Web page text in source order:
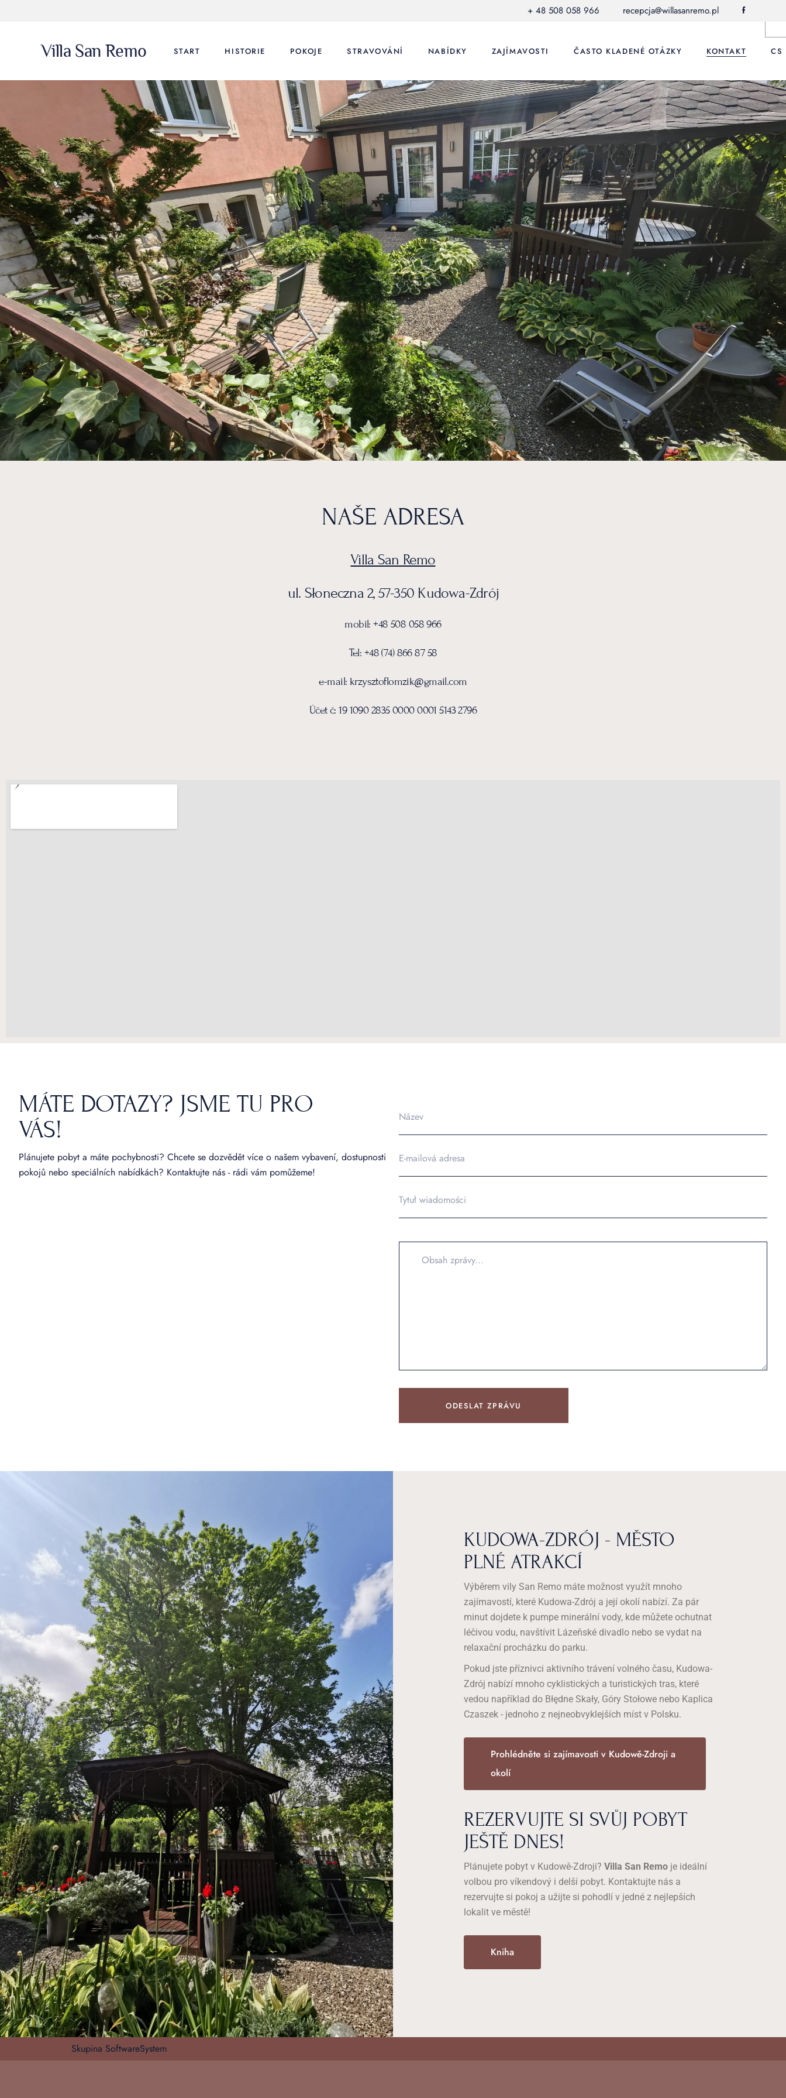
+ 48 508 058 966 recepcja@willasanremo.pl f
Villa San Remo START HISTORIE POKOJE STRAVOVÁNÍ NABÍDKY ZAJÍMAVOSTI ČASTO KLADENÉ OTÁZKY KONTAKT CS
PL
DE
EN
NAŠE ADRESA
Villa San Remo
ul. Słoneczna 2, 57-350 Kudowa-Zdrój
mobil: +48 508 058 966
Tel: +48 (74) 866 87 58
e-mail: krzysztoflomzik@gmail.com
Účet č: 19 1090 2835 0000 0001 5143 2796
MÁTE DOTAZY? JSME TU PRO
VÁS!
Plánujete pobyt a máte pochybnosti? Chcete se dozvědět více o našem vybavení, dostupnosti
pokojů nebo speciálních nabídkách? Kontaktujte nás - rádi vám pomůžeme!
ODESLAT ZPRÁVU
KUDOWA-ZDRÓJ - MĚSTO
PLNÉ ATRAKCÍ
Výběrem vily San Remo máte možnost využít mnoho
zajímavostí, které Kudowa-Zdrój a její okolí nabízí. Za pár
minut dojdete k pumpe minerální vody, kde můžete ochutnat
léčivou vodu, navštívit Lázeňské divadlo nebo se vydat na
relaxační procházku do parku.
Pokud jste příznivci aktivního trávení volného času, Kudowa-
Zdrój nabízí mnoho cyklistických a turistických tras, které
vedou například do Błędne Skały, Góry Stołowe nebo Kaplica
Czaszek - jednoho z nejneobvyklejších míst v Polsku.
Prohlédněte si zajímavosti v Kudowě-Zdroji a
okolí
REZERVUJTE SI SVŮJ POBYT
JEŠTĚ DNES!
Plánujete pobyt v Kudowě-Zdroji? Villa San Remoje ideální
volbou pro víkendový i delší pobyt. Kontaktujte nás a
rezervujte si pokoj a užijte si pohodlí v jedné z nejlepších
lokalit ve městě!
Kniha
Skupina SoftwareSystem